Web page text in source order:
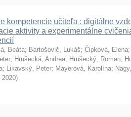
kompetencie učiteľa : digitálne
aktivity a experimentálne
Beáta; Bartošovič, Lukáš; Čipková, Elena
; Hrušecká, Andrea; Hrušecký, Roman;
; Likavský, Peter; Mayerová, Karolína;
2020)